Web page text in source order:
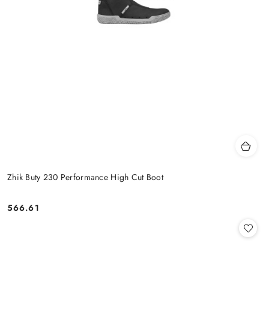
Zhik Buty 230 Performance High Cut Boot
Cena:
566.61